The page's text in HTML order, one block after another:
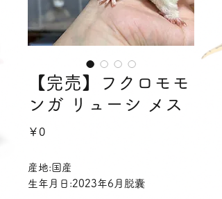
【完売】フクロモモ
ンガ リューシ メス
￥0価
産地:国産
生年月日:2023年6月脱囊